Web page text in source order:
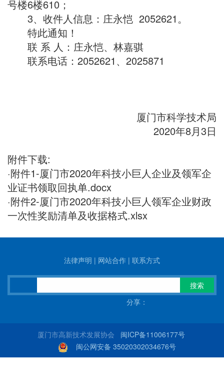
号楼6楼610；
3、收件人信息：庄永恺 2052621。
特此通知！
联 系 人：庄永恺、林嘉骐
联系电话：2052621、2025871
厦门市科学技术局
2020年8月3日
附件下载:
·附件1-厦门市2020年科技小巨人企业及领军企
业证书领取回执单.docx
·附件2-厦门市2020年科技小巨人领军企业财政
一次性奖励清单及收据格式.xlsx
法律声明 | 网站合作 | 联系方式
搜索
分享：
厦门市高新技术发展协会 闽ICP备11006177号
闽公网安备 35020302034676号